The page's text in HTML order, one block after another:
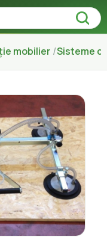
mobilier Sisteme